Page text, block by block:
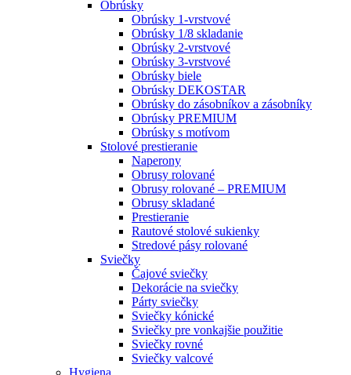
Obrúsky
Obrúsky 1-vrstvové
Obrúsky 1/8 skladanie
Obrúsky 2-vrstvové
Obrúsky 3-vrstvové
Obrúsky biele
Obrúsky DEKOSTAR
Obrúsky do zásobníkov a zásobníky
Obrúsky PREMIUM
Obrúsky s motívom
Stolové prestieranie
Naperony
Obrusy rolované
Obrusy rolované – PREMIUM
Obrusy skladané
Prestieranie
Rautové stolové sukienky
Stredové pásy rolované
Sviečky
Čajové sviečky
Dekorácie na sviečky
Párty sviečky
Sviečky kónické
Sviečky pre vonkajšie použitie
Sviečky rovné
Sviečky valcové
Hygiena